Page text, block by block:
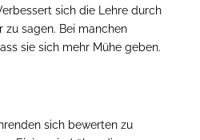
sich die Lehre durch
zu sagen. Bei manchen
sie sich mehr Mühe geben.
sich bewerten zu